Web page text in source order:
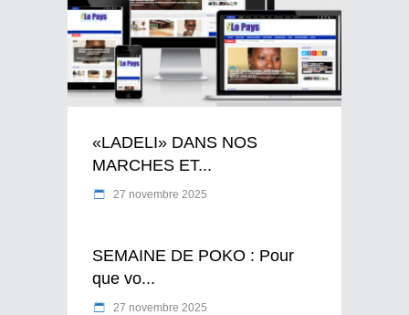
«LADELI» DANS NOS
MARCHES ET...
27 novembre 2025
SEMAINE DE POKO : Pour
que vo...
27 novembre 2025